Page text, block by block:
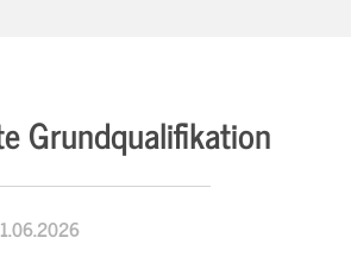
Grundqualifikation